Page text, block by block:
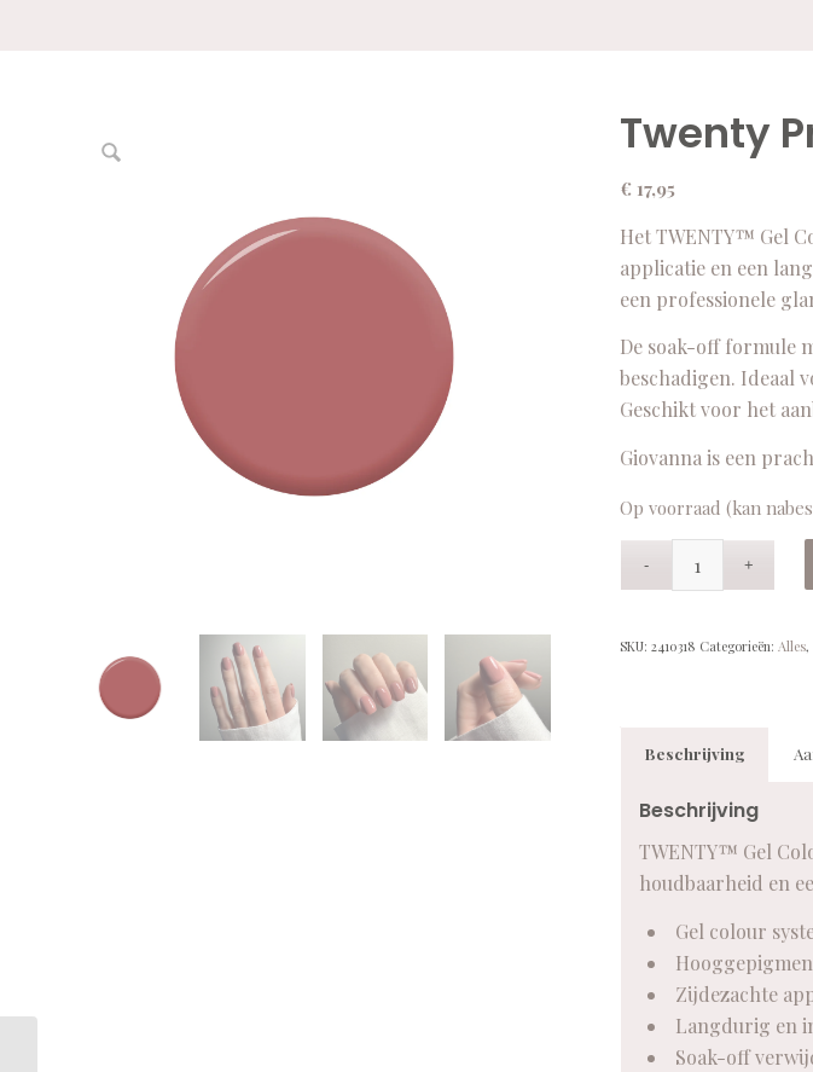
Twenty
€ 17,95
Het TWENTY™ Gel
applicatie en een
een professionele
De soak-off formule
beschadigen. Ideaal
Geschikt voor het
Giovanna is een
Op voorraad (kan
SKU: 2410318 Categorieën: Alles,
Beschrijving
Beschrijving
TWENTY™ Gel
houdbaarheid en
Gel colour
Zijdezachte
Langdurig en
Soak-off